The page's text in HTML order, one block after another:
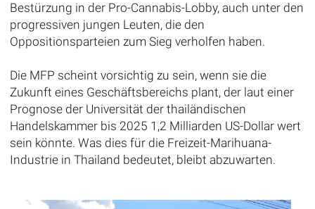
Bestürzung in der Pro-Cannabis-Lobby, auch unter den
progressiven jungen Leuten, die den
Oppositionsparteien zum Sieg verholfen haben.
Die MFP scheint vorsichtig zu sein, wenn sie die
Zukunft eines Geschäftsbereichs plant, der laut einer
Prognose der Universität der thailändischen
Handelskammer bis 2025 1,2 Milliarden US-Dollar wert
sein könnte. Was dies für die Freizeit-Marihuana-
Industrie in Thailand bedeutet, bleibt abzuwarten.